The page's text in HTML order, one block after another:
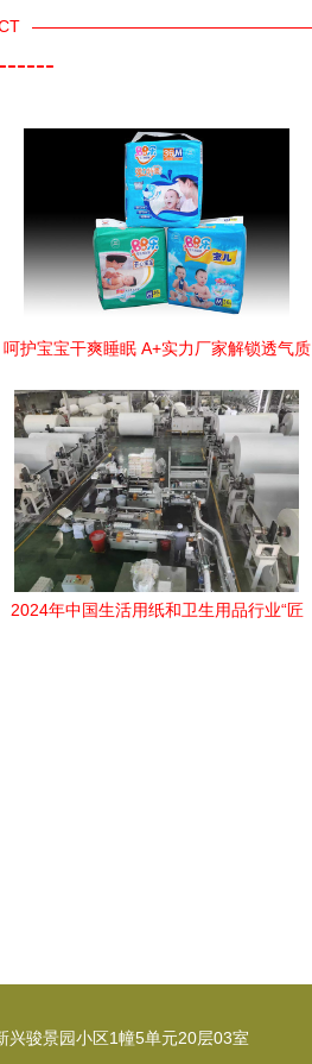
呵护宝宝干爽睡眠 A+实力厂家解锁透气质
2024年中国生活用纸和卫生用品行业“匠
兴骏景园小区1幢5单元20层03室